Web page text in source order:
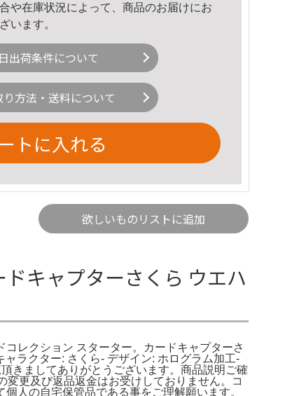
や在庫状況によって、商品のお届けにお
います。
出荷条件について
り方法・送料について
トに入れる
欲しいものリストに追加
キャプターさくら ウエハ
レクション スターター。カードキャプターさ
ラクター: さくら- デザイン: ホログラム加工-
きましてありがとうございます。商品説明ご確
更及び返品返金はお受けしておりません。コ
人の自宅保管品である事をご理解願います。